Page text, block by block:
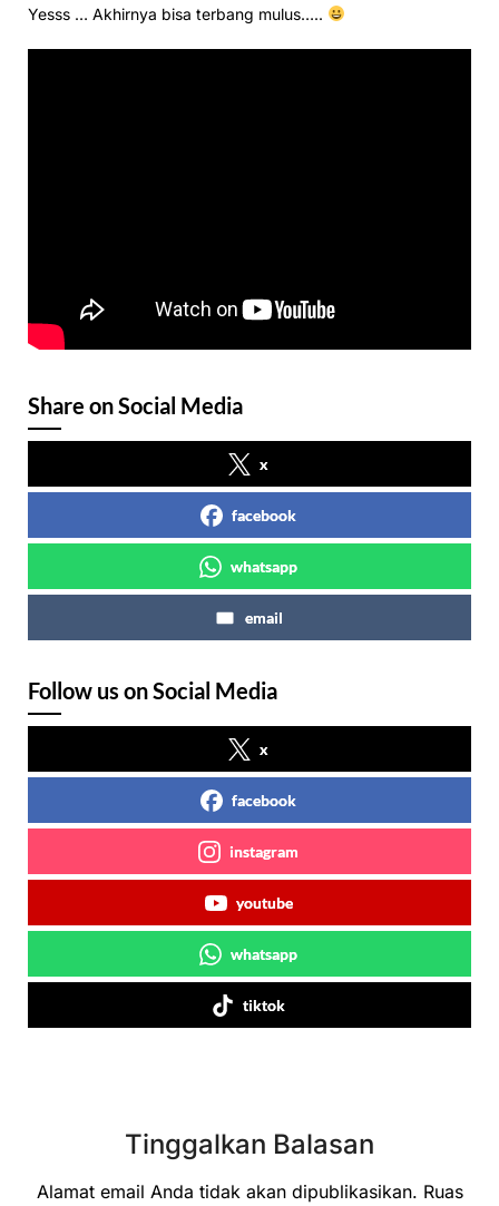
Yesss … Akhirnya bisa terbang mulus…..
Share on Social Media
x
facebook
whatsapp
email
Follow us on Social Media
x
facebook
instagram
youtube
whatsapp
tiktok
Tinggalkan Balasan
Alamat email Anda tidak akan dipublikasikan. Ruas